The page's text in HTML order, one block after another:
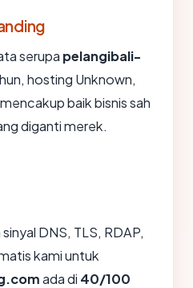
serupa pelangibali-
hosting Unknown,
baik bisnis sah
diganti merek.
DNS, TLS, RDAP,
kami untuk
ada di 40/100